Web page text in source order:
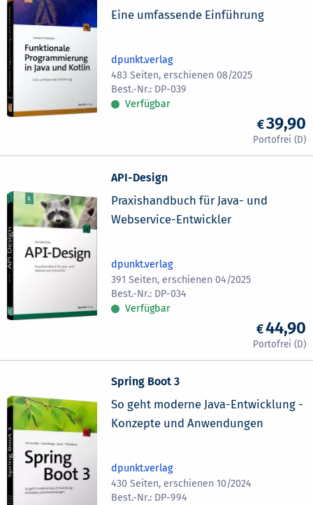
Eine umfassende Einführung
dpunkt.verlag
483 Seiten, erschienen 08/2025
DP-039
Verfügbar
39,90
API-Design
Praxishandbuch für Java- und
Webservice-Entwickler
dpunkt.verlag
391 Seiten, erschienen 04/2025
DP-034
Verfügbar
44,90
Spring Boot 3
So geht moderne Java-Entwicklung -
Konzepte und Anwendungen
dpunkt.verlag
430 Seiten, erschienen 10/2024
DP-994